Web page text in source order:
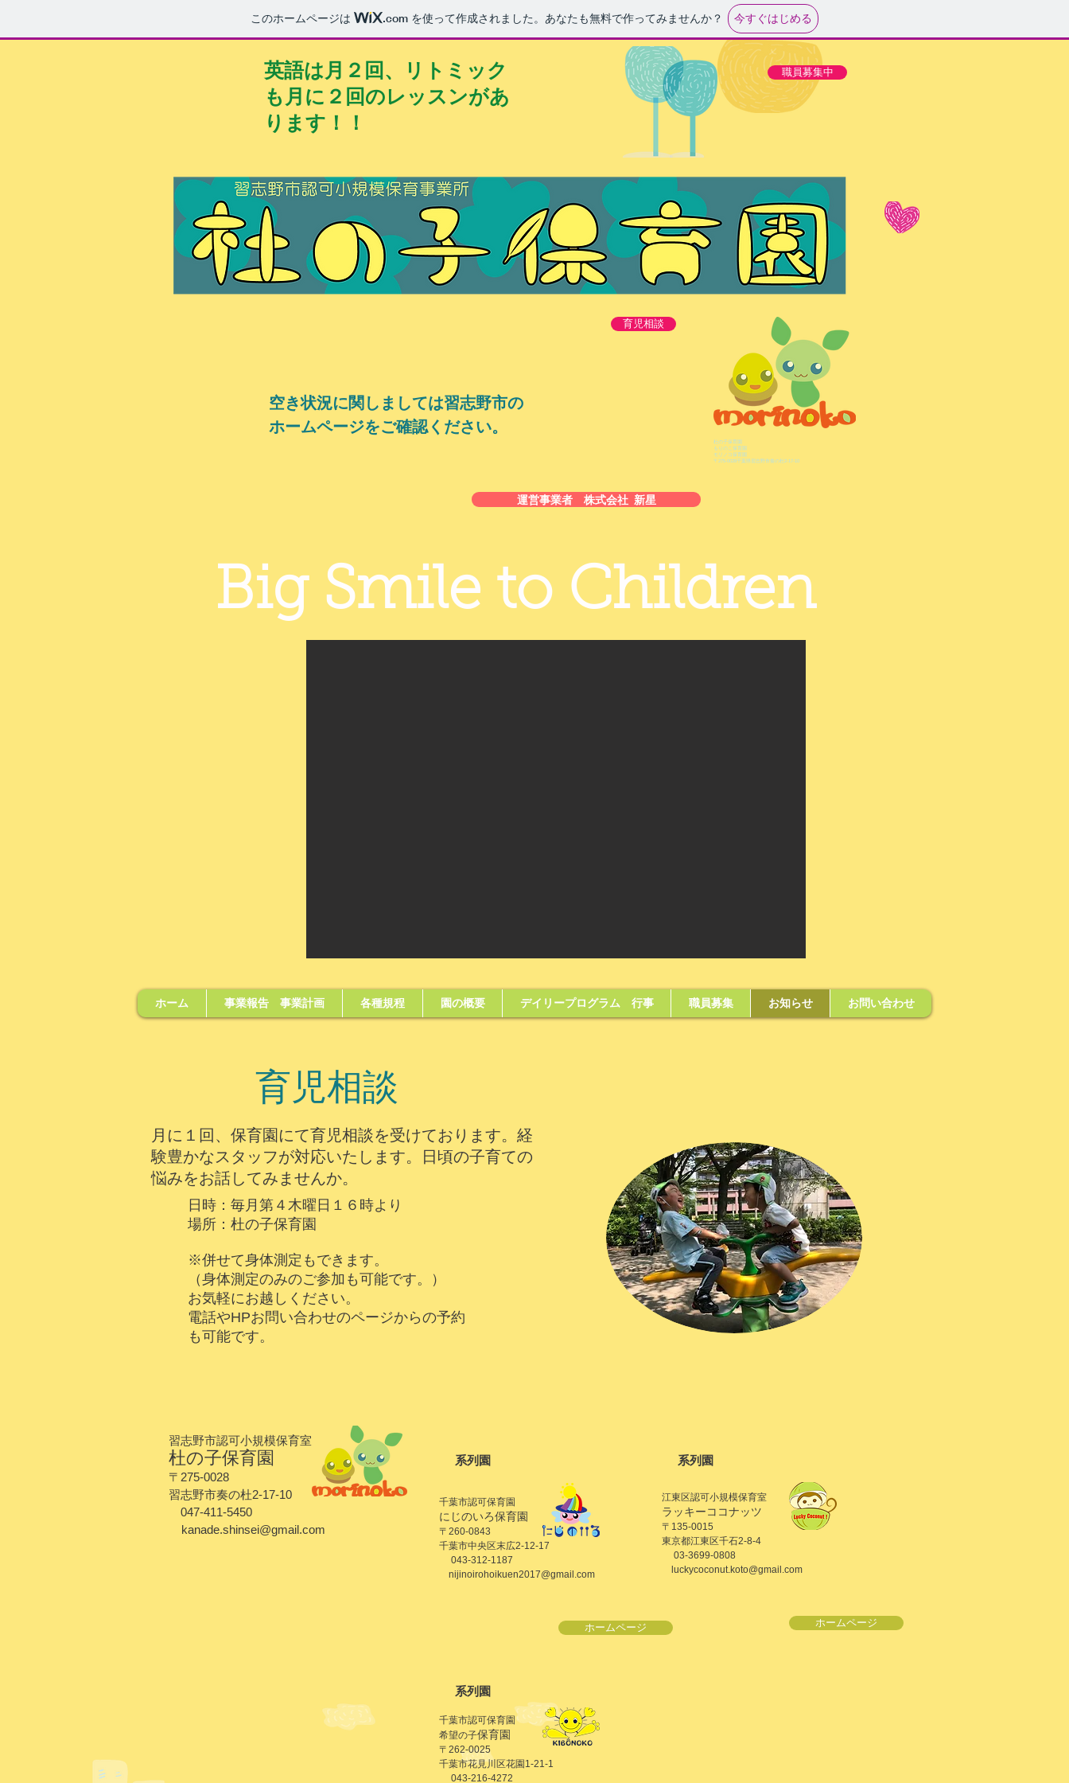
このホームページは .com を使って作成されました。あなたも無料で作ってみませんか？ 今すぐはじめる
英語は月２回、リトミック
も月に２回のレッスンがあ
ります！！
職員募集中
空き状況に関しましては習志野市の
ホームページをご確認ください。
育児相談
杜の子保育園
もりのこ保育園
モリノコ保育園
​〒275-0028千葉県習志野市奏の杜2-17-10
運営事業者 株式会社 新星
​Big Smile to Children
ホーム 事業報告 事業計画 各種規程 園の概要 デイリープログラム 行事 職員募集 お知らせ お問い合わせ
​育児相談
​月に１回、保育園にて育児相談を受けております。経
験豊かなスタッフが対応いたします。日頃の子育ての
悩みをお話してみませんか。
日時：毎月第４木曜日１６時より
場所：杜の子保育園
※併せて身体測定もできます。
（身体測定のみのご参加も可能です。）
お気軽にお越しください。
​電話やHPお問い合わせのページからの予約
も可能です。
習志野市認可小規模保育室
杜の子保育園
〒275-0028
習志野市奏の杜2-17-10
047-411-5450
kanade.shinsei@gmail.com
ホームページ ホームページ
​系列園 ​系列園
千葉市認可保育園
にじのいろ保育園
〒260-0843
千葉市中央区末広2-12-17
043-312-1187
nijinoirohoikuen2017@gmail.com
江東区認可小規模保育室
ラッキーココナッツ
〒135-0015
東京都江東区千石2-8-4
03-3699-0808
luckycoconut.koto@gmail.com
​系列園
千葉市認可保育園
​希望の子保育園
〒262-0025
千葉市花見川区花園1-21-1
043-216-4272